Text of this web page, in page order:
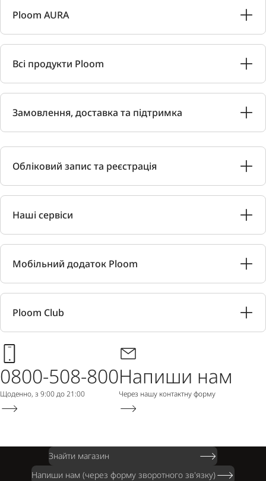
Ploom AURA
Всі продукти Ploom
Замовлення, доставка та підтримка
Обліковий запис та реєстрація
Наші сервіси
Мобільний додаток Ploom
Ploom Club
0800-508-800
Щоденно, з 9:00 до 21:00
Напиши нам
Через нашу контактну форму
Знайти магазин
Напиши нам (через форму зворотного зв'язку)